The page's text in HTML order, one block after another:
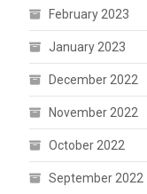
February 2023
January 2023
December 2022
November 2022
October 2022
September 2022